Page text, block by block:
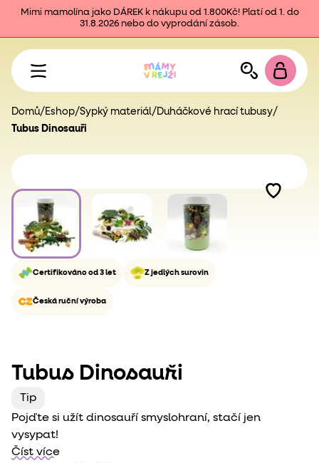
Mimi mamolína jako DÁREK k nákupu od 1.800Kč! Platí od 1. do
31.8.2026 nebo do vyprodání zásob.
Domů/ Eshop/Sypký materiál/ Duháčkové hrací tubusy/
Tubus Dinosauři
Certifikováno od 3 let Z jedlých surovin
Česká ruční výroba
Tubus Dinosauři
Tip
Pojďte si užít dinosauří smyslohraní, stačí jen
vysypat!
Číst více